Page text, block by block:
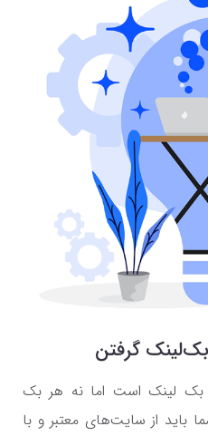
گرفتن
بک لینک است اما نه هر بک
از سایت‌های معتبر و با